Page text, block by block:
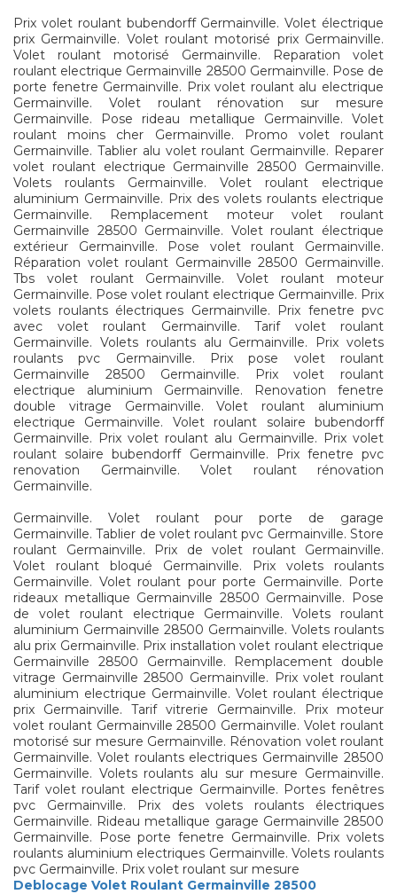
Prix volet roulant bubendorff Germainville. Volet électrique
prix Germainville. Volet roulant motorisé prix Germainville.
Volet roulant motorisé Germainville. Reparation volet
roulant electrique Germainville 28500 Germainville. Pose de
porte fenetre Germainville. Prix volet roulant alu electrique
Germainville. Volet roulant rénovation sur mesure
Germainville. Pose rideau metallique Germainville. Volet
roulant moins cher Germainville. Promo volet roulant
Germainville. Tablier alu volet roulant Germainville. Reparer
volet roulant electrique Germainville 28500 Germainville.
Volets roulants Germainville. Volet roulant electrique
aluminium Germainville. Prix des volets roulants electrique
Germainville. Remplacement moteur volet roulant
Germainville 28500 Germainville. Volet roulant électrique
extérieur Germainville. Pose volet roulant Germainville.
Réparation volet roulant Germainville 28500 Germainville.
Tbs volet roulant Germainville. Volet roulant moteur
Germainville. Pose volet roulant electrique Germainville. Prix
volets roulants électriques Germainville. Prix fenetre pvc
avec volet roulant Germainville. Tarif volet roulant
Germainville. Volets roulants alu Germainville. Prix volets
roulants pvc Germainville. Prix pose volet roulant
Germainville 28500 Germainville. Prix volet roulant
electrique aluminium Germainville. Renovation fenetre
double vitrage Germainville. Volet roulant aluminium
electrique Germainville. Volet roulant solaire bubendorff
Germainville. Prix volet roulant alu Germainville. Prix volet
roulant solaire bubendorff Germainville. Prix fenetre pvc
renovation Germainville. Volet roulant rénovation
Germainville.
Germainville. Volet roulant pour porte de garage
Germainville. Tablier de volet roulant pvc Germainville. Store
roulant Germainville. Prix de volet roulant Germainville.
Volet roulant bloqué Germainville. Prix volets roulants
Germainville. Volet roulant pour porte Germainville. Porte
rideaux metallique Germainville 28500 Germainville. Pose
de volet roulant electrique Germainville. Volets roulant
aluminium Germainville 28500 Germainville. Volets roulants
alu prix Germainville. Prix installation volet roulant electrique
Germainville 28500 Germainville. Remplacement double
vitrage Germainville 28500 Germainville. Prix volet roulant
aluminium electrique Germainville. Volet roulant électrique
prix Germainville. Tarif vitrerie Germainville. Prix moteur
volet roulant Germainville 28500 Germainville. Volet roulant
motorisé sur mesure Germainville. Rénovation volet roulant
Germainville. Volet roulants electriques Germainville 28500
Germainville. Volets roulants alu sur mesure Germainville.
Tarif volet roulant electrique Germainville. Portes fenêtres
pvc Germainville. Prix des volets roulants électriques
Germainville. Rideau metallique garage Germainville 28500
Germainville. Pose porte fenetre Germainville. Prix volets
roulants aluminium electriques Germainville. Volets roulants
pvc Germainville. Prix volet roulant sur mesure
Deblocage Volet Roulant Germainville 28500